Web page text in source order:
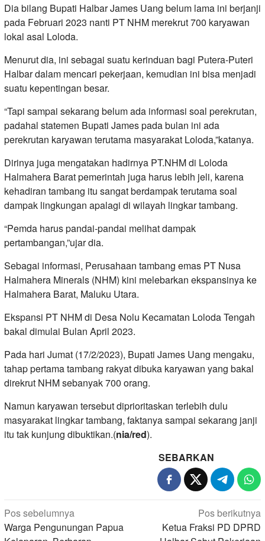
Dia bilang Bupati Halbar James Uang belum lama ini berjanji
pada Februari 2023 nanti PT NHM merekrut 700 karyawan
lokal asal Loloda.
Menurut dia, ini sebagai suatu kerinduan bagi Putera-Puteri
Halbar dalam mencari pekerjaan, kemudian ini bisa menjadi
suatu kepentingan besar.
“Tapi sampai sekarang belum ada informasi soal perekrutan,
padahal statemen Bupati James pada bulan ini ada
perekrutan karyawan terutama masyarakat Loloda,”katanya.
Dirinya juga mengatakan hadirnya PT.NHM di Loloda
Halmahera Barat pemerintah juga harus lebih jeli, karena
kehadiran tambang itu sangat berdampak terutama soal
dampak lingkungan apalagi di wilayah lingkar tambang.
“Pemda harus pandai-pandai melihat dampak
pertambangan,”ujar dia.
Sebagai informasi, Perusahaan tambang emas PT Nusa
Halmahera Minerals (NHM) kini melebarkan ekspansinya ke
Halmahera Barat, Maluku Utara.
Ekspansi PT NHM di Desa Nolu Kecamatan Loloda Tengah
bakal dimulai Bulan April 2023.
Pada hari Jumat (17/2/2023), Bupati James Uang mengaku,
tahap pertama tambang rakyat dibuka karyawan yang bakal
direkrut NHM sebanyak 700 orang.
Namun karyawan tersebut diprioritaskan terlebih dulu
masyarakat lingkar tambang, faktanya sampai sekarang janji
itu tak kunjung dibuktikan.(nia/red).
SEBARKAN
Navigasi
pos
Pos sebelumnya
Warga Pengunungan Papua
Pos berikutnya
Ketua Fraksi PD DPRD